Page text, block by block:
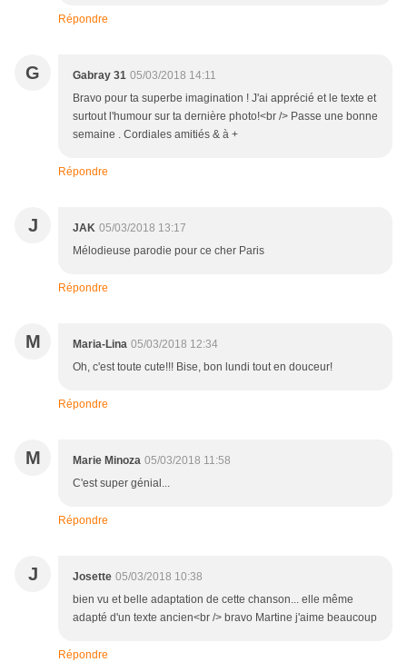
Répondre
G Gabray 31 05/03/2018 14:11
Bravo pour ta superbe imagination ! J'ai apprécié et le texte et
surtout l'humour sur ta dernière photo!<br /> Passe une bonne
semaine . Cordiales amitiés & à +
Répondre
J JAK 05/03/2018 13:17
Mélodieuse parodie pour ce cher Paris
Répondre
M Maria-Lina 05/03/2018 12:34
Oh, c'est toute cute!!! Bise, bon lundi tout en douceur!
Répondre
M Marie Minoza 05/03/2018 11:58
C'est super génial...
Répondre
J Josette 05/03/2018 10:38
bien vu et belle adaptation de cette chanson... elle même
adapté d'un texte ancien<br /> bravo Martine j'aime beaucoup
Répondre